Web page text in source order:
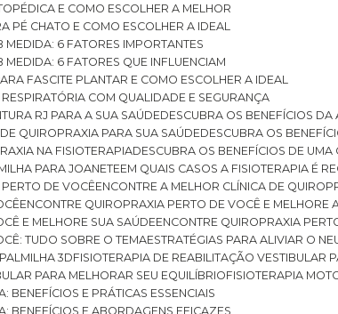
E COMO ESCOLHER A MELHOR
PÉ CHATO E COMO ESCOLHER A IDEAL
MEDIDA: 6 FATORES IMPORTANTES
MEDIDA: 6 FATORES QUE INFLUENCIAM
FASCITE PLANTAR E COMO ESCOLHER A IDEAL
COM QUALIDADE E SEGURANÇA
RJ PARA A SUA SAÚDE
DESCUBRA OS BENEFÍCIOS
QUIROPRAXIA PARA SUA SAÚDE
DESCUBRA OS
NA FISIOTERAPIA
DESCUBRA OS BENEFÍCIOS DE
PARA JOANETE EM QUAIS CASOS A FISIOTERAPIA É
PERTO DE VOCÊ ENCONTRE A MELHOR CLÍNICA DE
ENCONTRE QUIROPRAXIA PERTO DE VOCÊ E MELHORE
E MELHORE SUA SAÚDE ENCONTRE QUIROPRAXIA
TUDO SOBRE O TEMA ESTRATÉGIAS PARA ALIVIAR O
3D
FISIOTERAPIA DE REABILITAÇÃO VESTIBULAR
PARA MELHORAR SEU EQUILÍBRIO
FISIOTERAPIA
BENEFÍCIOS E PRÁTICAS ESSENCIAIS
BENEFÍCIOS E ABORDAGENS EFICAZES